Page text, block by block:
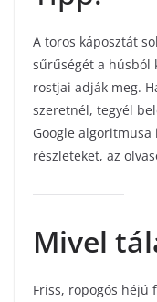
A toros káposztát
sűrűségét a húsból
rostjai adják meg.
szeretnél, tegyél
Google
részleteket, az
Mivel
Friss, ropogós héjú